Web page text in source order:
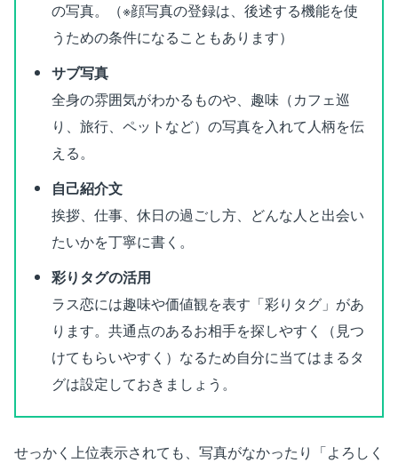
の写真。（※顔写真の登録は、後述する機能を使
うための条件になることもあります）
サブ写真
全身の雰囲気がわかるものや、趣味（カフェ巡
り、旅行、ペットなど）の写真を入れて人柄を伝
える。
自己紹介文
挨拶、仕事、休日の過ごし方、どんな人と出会い
たいかを丁寧に書く。
彩りタグの活用
ラス恋には趣味や価値観を表す「彩りタグ」があ
ります。共通点のあるお相手を探しやすく（見つ
けてもらいやすく）なるため自分に当てはまるタ
グは設定しておきましょう。
せっかく上位表示されても、写真がなかったり「よろしく